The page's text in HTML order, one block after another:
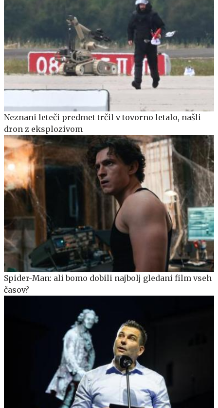
Neznani leteči predmet trčil v tovorno letalo, našli
dron z eksplozivom
Spider-Man: ali bomo dobili najbolj gledani film vseh
časov?